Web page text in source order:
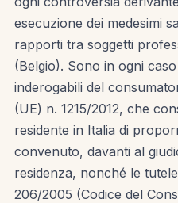
esecuzione dei medesimi
rapporti tra soggetti
(Belgio). Sono in ogni
inderogabili del
(UE) n. 1215/2012, che
residente in Italia di
convenuto, davanti al
residenza, nonché le
206/2005 (Codice del